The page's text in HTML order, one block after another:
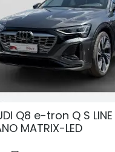
Q8 e-tron Q S LINE
MATRIX-LED